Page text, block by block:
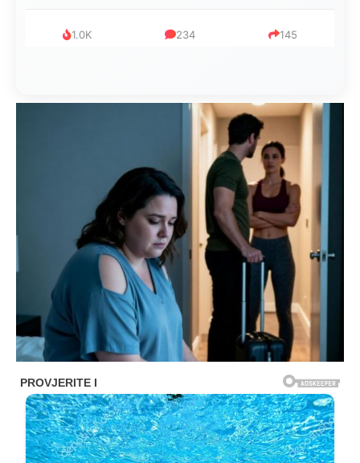
1.0K 234 145